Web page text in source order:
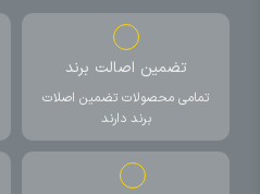
تضمین اصالت برند
تمامی محصولات تضمین اصلات
برند دارند